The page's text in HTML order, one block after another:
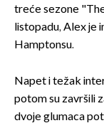
treće sezone
listopadu, Alex je
Hamptonsu.
Napet i težak
potom su završili
dvoje glumaca